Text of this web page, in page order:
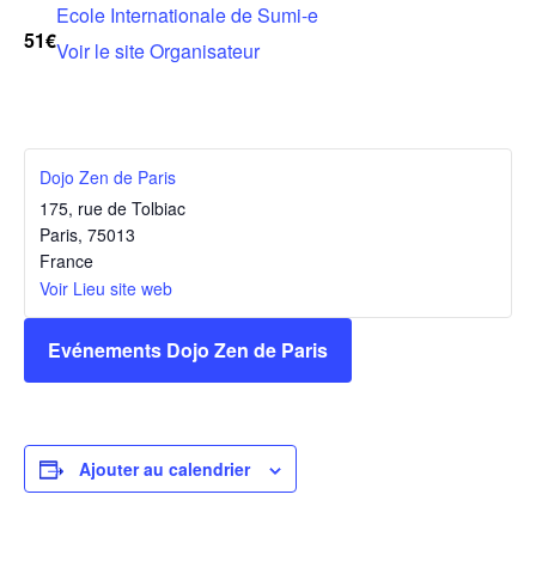
51€
Ecole Internationale de Sumi-e
Voir le site Organisateur
Dojo Zen de Paris
175, rue de Tolbiac
Paris, 75013
France
Voir Lieu site web
Evénements Dojo Zen de Paris
Ajouter au calendrier